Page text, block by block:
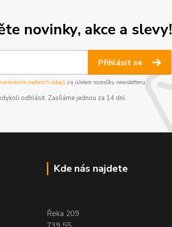
novinky, akce a slevy!
Přihlásit se
osobních údajůza účelem rozesílky newsletteru.
odhlásit. Zasíláme jednou za 14 dní.
Kde nás najdete
Řeka 209